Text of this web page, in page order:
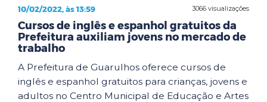
3066 visualizações
10/02/2022, às 13:59
Cursos de inglês e espanhol gratuitos da
Prefeitura auxiliam jovens no mercado de
trabalho
A Prefeitura de Guarulhos oferece cursos de
inglês e espanhol gratuitos para crianças, jovens e
adultos no Centro Municipal de Educação e Artes